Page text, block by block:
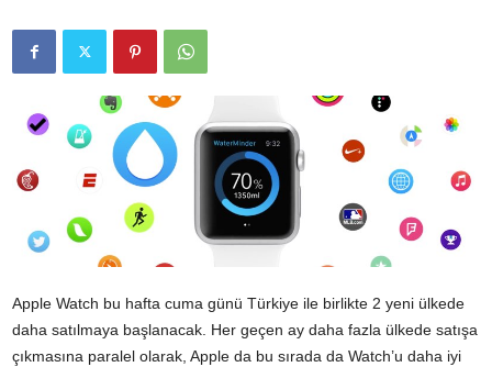
Apple Watch bu hafta cuma günü Türkiye ile birlikte 2 yeni ülkede
daha satılmaya başlanacak. Her geçen ay daha fazla ülkede satışa
çıkmasına paralel olarak, Apple da bu sırada da Watch’u daha iyi